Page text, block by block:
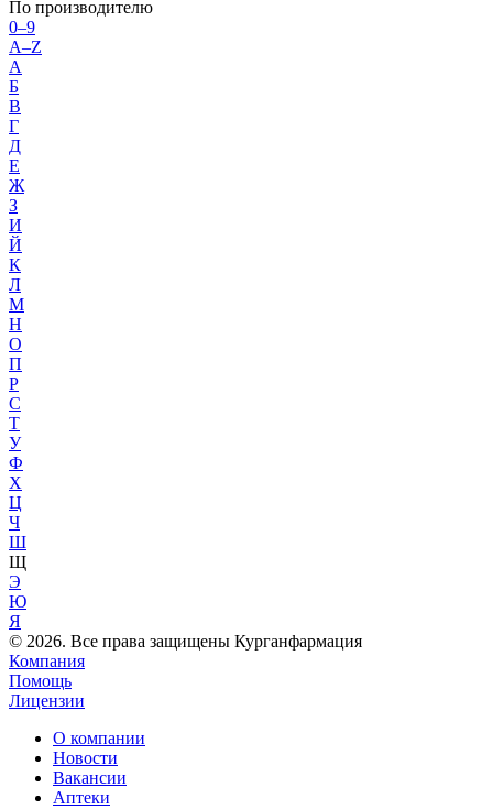
По производителю
0–9
A–Z
А
Б
В
Г
Д
Е
Ж
З
И
Й
К
Л
М
Н
О
П
Р
С
Т
У
Ф
Х
Ц
Ч
Ш
Щ
Э
Ю
Я
© 2026. Все права защищены Курганфармация
Компания
Помощь
Лицензии
О компании
Новости
Вакансии
Аптеки